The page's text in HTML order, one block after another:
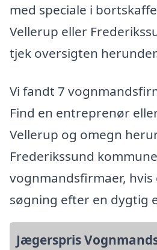
med speciale i
Vellerup eller
tjek oversigten
Vi fandt 7
Find en entreprenør
Vellerup og omegn
Frederikssund
vognmandsfirmaer, hvis
søgning efter en dygtig
Jægerspris